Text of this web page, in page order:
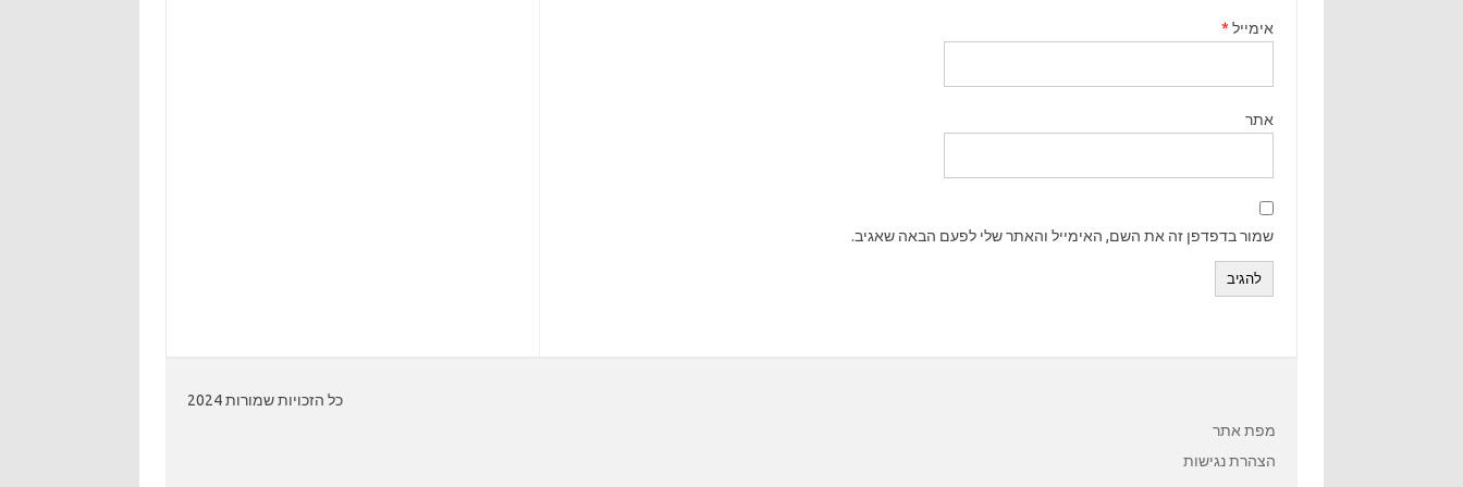
אימייל *
אתר
שמור בדפדפן זה את השם, האימייל והאתר שלי לפעם הבאה שאגיב.
כל הזכויות שמורות 2024
מפת אתר
הצהרת נגישות